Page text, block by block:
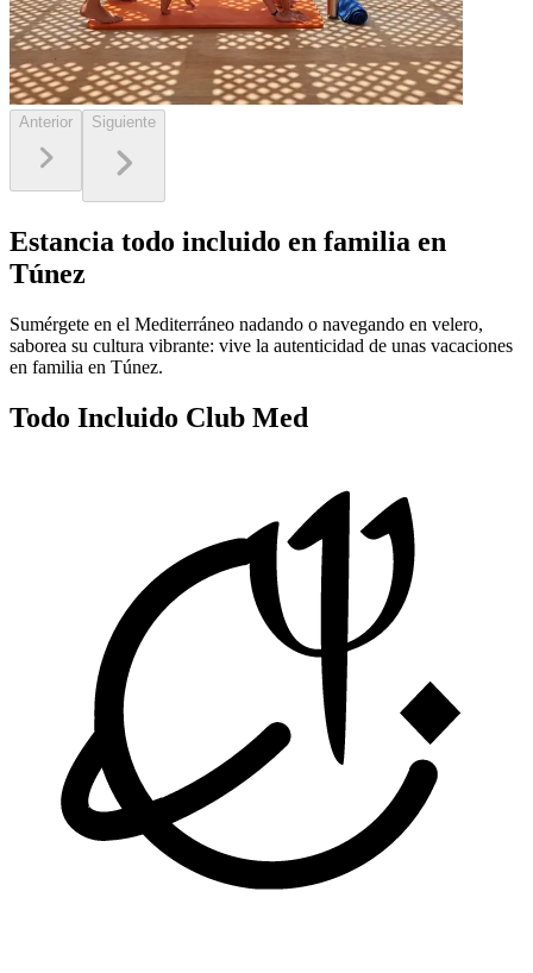
Anterior Siguiente
Estancia todo incluido en familia en
Túnez
Sumérgete en el Mediterráneo nadando o navegando en velero,
saborea su cultura vibrante: vive la autenticidad de unas vacaciones
en familia en Túnez.
Todo Incluido Club Med